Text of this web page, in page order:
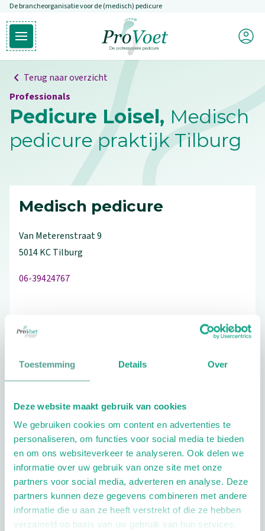
Toestemming Details Over
Deze website maakt gebruik van cookies
We gebruiken cookies om content en advertenties te
personaliseren, om functies voor social media te bieden
en om ons websiteverkeer te analyseren. Ook delen we
informatie over uw gebruik van onze site met onze
partners voor social media, adverteren en analyse. Deze
partners kunnen deze gegevens combineren met andere
informatie die u aan ze heeft verstrekt of die ze hebben
verzameld op basis van uw gebruik van hun services.
Overslaan en naar de inhoud gaan
De brancheorganisatie voor de (medisch) pedicure
Open hoofdmenu
Ga naar de homepagina
Mijn
Terug naar overzicht
Professionals
Pedicure Loisel, Medisch
pedicure praktijk Tilburg
Medisch pedicure
Van Meterenstraat9
5014 KCTilburg
06-39424767
Schrijf ook een review
Extra opties